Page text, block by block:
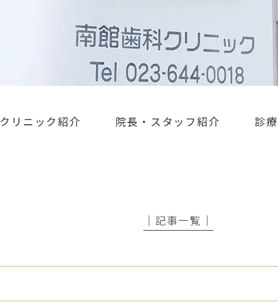
クリニック紹介 院長・スタッフ紹介 診
│記事一覧│